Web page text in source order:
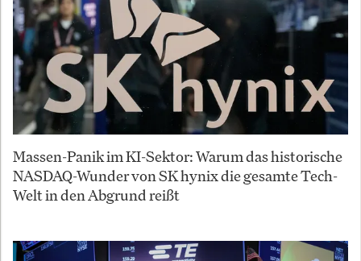
Massen-Panik im KI-Sektor: Warum das historische
NASDAQ-Wunder von SK hynix die gesamte Tech-
Welt in den Abgrund reißt